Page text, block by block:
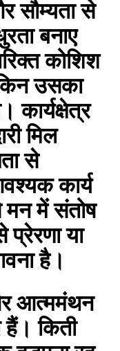
सौम्यता से
बनाए
कोशिश
उसका
कार्यक्षेत्र
मिल
से
कार्य
मन में संतोष
प्रेरणा या
है।
आत्ममंथन
किती